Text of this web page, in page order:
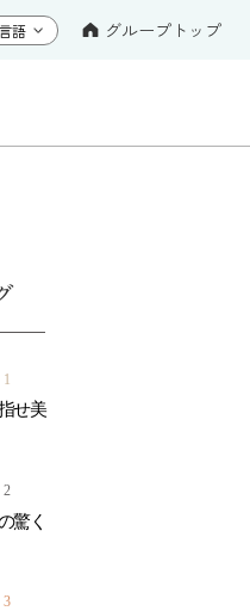
グループトップ
せ美
驚く